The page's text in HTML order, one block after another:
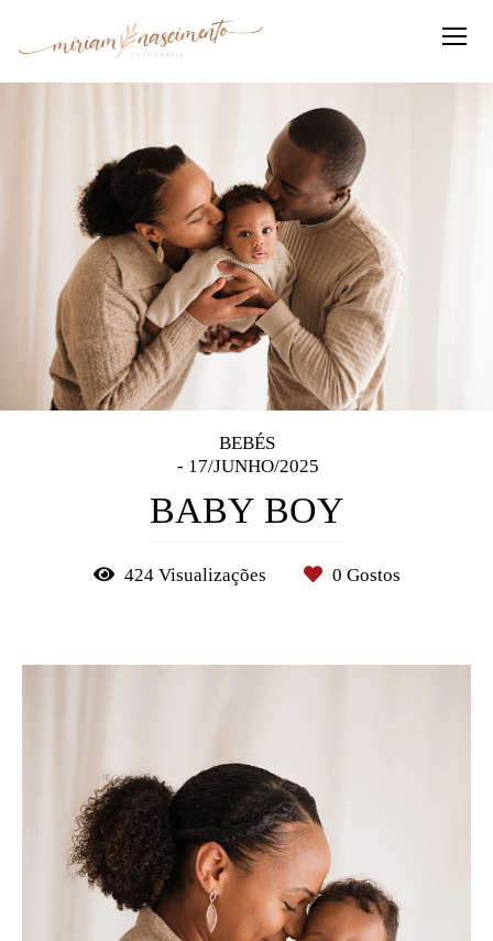
BEBÉS
17/JUNHO/2025
BABY BOY
424Visualizações 0 Gostos